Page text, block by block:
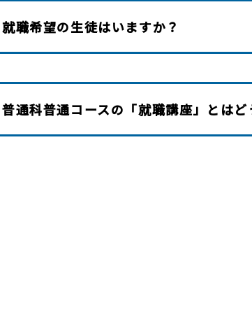
就職希望の生徒はいますか？
普通科普通コースの「就職講座」とはど